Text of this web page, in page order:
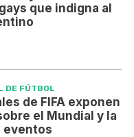
que indigna al
DE FÚTBOL
de FIFA exponen
el Mundial y la
eventos